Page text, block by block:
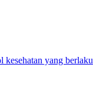
kesehatan yang berlaku